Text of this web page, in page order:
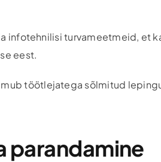
infotehnilisi turvameetmeid, et
eest.
töötlejatega sõlmitud
parandamine